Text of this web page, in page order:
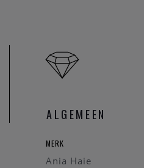
ALGEMEEN
MERK
Ania Haie